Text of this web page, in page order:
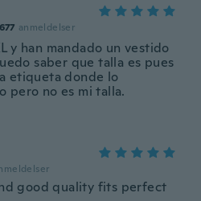
677 anmeldelser
y han mandado un vestido
saber que talla es pues
etiqueta donde lo
pero no es mi talla.
good quality fits perfect